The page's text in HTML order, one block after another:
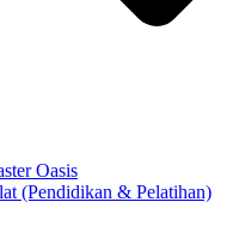
Oasis
(Pendidikan & Pelatihan)